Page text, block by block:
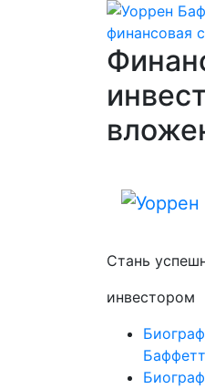
Стань
инвестором